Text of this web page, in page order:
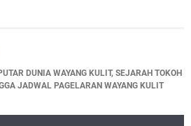
DUNIA WAYANG KULIT, SEJARAH TOKOH
JADWAL PAGELARAN WAYANG KULIT